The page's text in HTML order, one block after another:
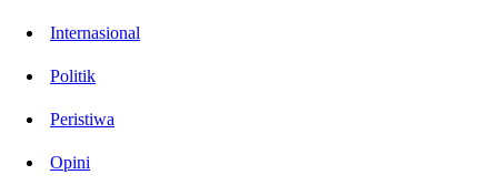
Internasional
Politik
Peristiwa
Opini